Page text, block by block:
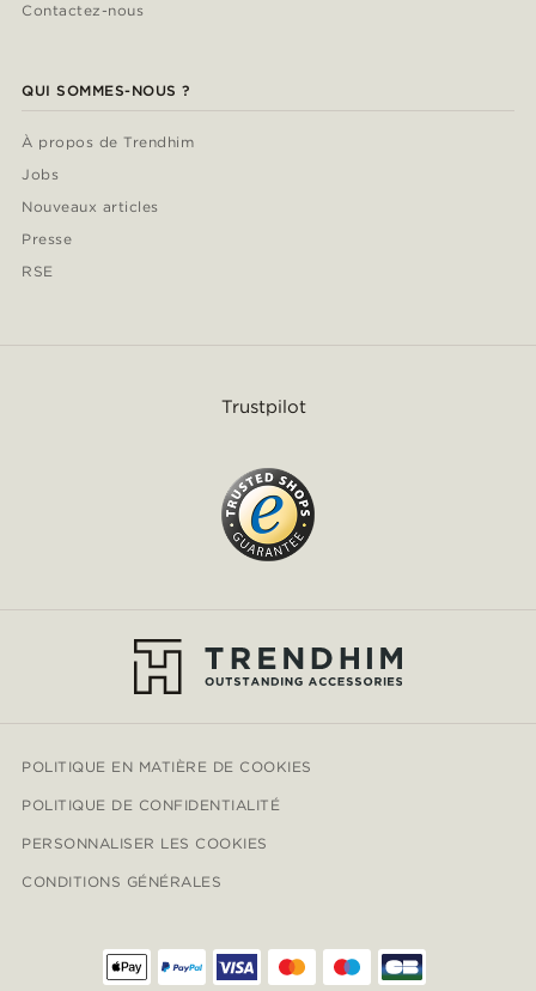
Contactez-nous
QUI SOMMES-NOUS ?
À propos de Trendhim
Jobs
Nouveaux articles
Presse
RSE
Trustpilot
POLITIQUE EN MATIÈRE DE COOKIES
POLITIQUE DE CONFIDENTIALITÉ
PERSONNALISER LES COOKIES
CONDITIONS GÉNÉRALES